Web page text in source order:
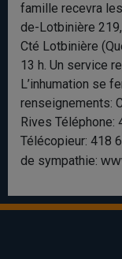
famille recevra
de-Lotbinière
Cté Lotbinière
13 h. Un service
L’inhumation se
renseignements:
Rives
Télécopieur: 418
de sympathie: